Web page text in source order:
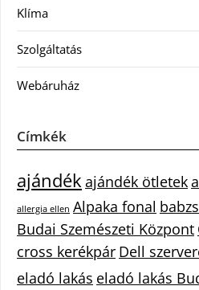
Klíma
Szolgáltatás
Webáruház
Címkék
ajándékajándék ötletek
allergia ellen Alpaka fonal
Budai Szemészeti Központ
cross kerékpár Dell
eladó lakás eladó lakás